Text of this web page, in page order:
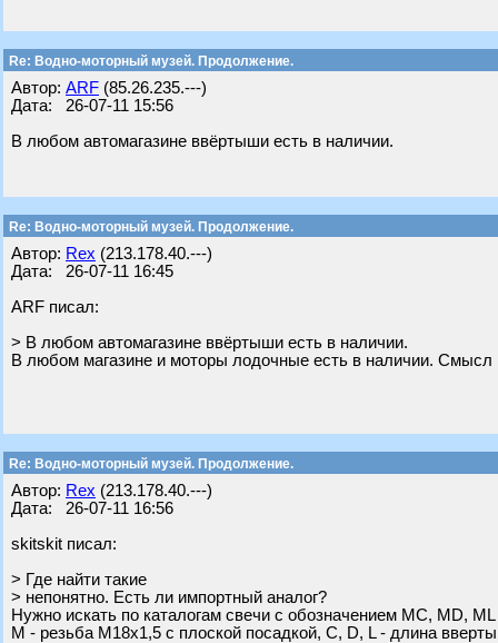
Re: Водно-моторный музей. Продолжение.
Автор: ARF (85.26.235.---)
Дата: 26-07-11 15:56
В любом автомагазине ввёртыши есть в наличии.
Re: Водно-моторный музей. Продолжение.
Автор: Rex (213.178.40.---)
Дата: 26-07-11 16:45
ARF писал:
> В любом автомагазине ввёртыши есть в наличии.
В любом магазине и моторы лодочные есть в наличии. Смысл
Re: Водно-моторный музей. Продолжение.
Автор: Rex (213.178.40.---)
Дата: 26-07-11 16:56
skitskit писал:
> Где найти такие
> непонятно. Есть ли импортный аналог?
Нужно искать по каталогам свечи с обозначением MC, MD, ML
M - резьба М18х1,5 с плоской посадкой, C, D, L - длина